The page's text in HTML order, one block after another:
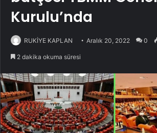
Kurulu’nda
RUKİYE KAPLAN Aralık 20, 2022 0
2 dakika okuma süresi